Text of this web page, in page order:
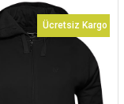
Ücretsiz Kargo